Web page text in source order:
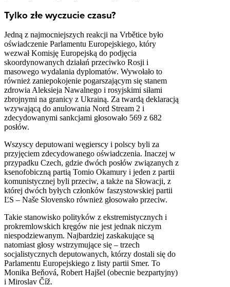
Tylko złe wyczucie czasu?
Jedną z najmocniejszych reakcji na Vrbětice było
oświadczenie Parlamentu Europejskiego, który
wezwał Komisję Europejską do podjęcia
skoordynowanych działań przeciwko Rosji i
masowego wydalania dyplomatów. Wywołało to
również zaniepokojenie pogarszającym się stanem
zdrowia Aleksieja Nawalnego i rosyjskimi siłami
zbrojnymi na granicy z Ukrainą. Za twardą deklaracją
wzywającą do anulowania Nord Stream 2 i
zdecydowanymi sankcjami głosowało 569 z 682
posłów.
Wszyscy deputowani węgierscy i polscy byli za
przyjęciem zdecydowanego oświadczenia. Inaczej w
przypadku Czech, gdzie dwóch posłów związanych z
ksenofobiczną partią Tomio Okamury i jeden z partii
komunistycznej byli przeciw, a także na Słowacji, z
której dwóch byłych członków faszystowskiej partii
ĽS – Naše Slovensko również głosowało przeciw.
Takie stanowisko polityków z ekstremistycznych i
prokremlowskich kręgów nie jest jednak niczym
niespodziewanym. Najbardziej zaskakujące są
natomiast głosy wstrzymujące się – trzech
socjalistycznych deputowanych, którzy dostali się do
Parlamentu Europejskiego z listy partii Smer. To
Monika Beňová, Robert Hajšel (obecnie bezpartyjny)
i Miroslav Číž.